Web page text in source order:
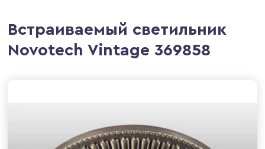
Встраиваемый светильник
Novotech Vintage 369858